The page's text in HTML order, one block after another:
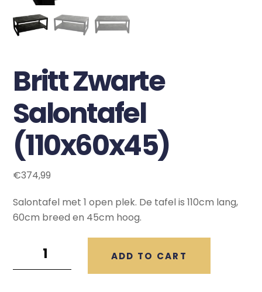
Britt Zwarte
Salontafel
(110x60x45)
€374,99
Salontafel met 1 open plek. De tafel is 110cm lang,
60cm breed en 45cm hoog.
Zwarte
ADD TO CART